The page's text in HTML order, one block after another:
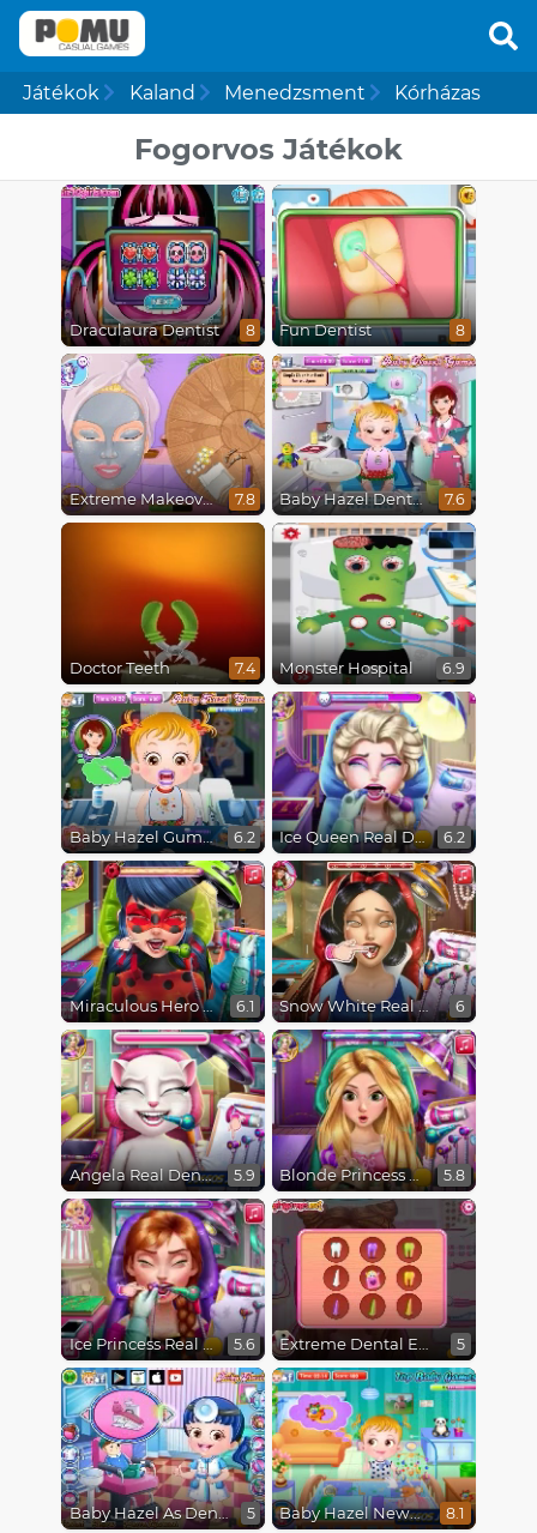
Játékok Kaland Menedzsment Kórházas
Fogorvos Játékok
Draculaura Dentist 8 Fun Dentist 8
Extreme Makeover 7.8 Baby Hazel Dental Care 7.6
Doctor Teeth 7.4 Monster Hospital 6.9
Baby Hazel Gums Treatment 6.2 Ice Queen Real Dentist 6.2
Miraculous Hero Real Dentist 6.1 Snow White Real Dentist 6
Angela Real Dentist 5.9 Blonde Princess Real Dentist 5.8
Ice Princess Real Dentist 5.6 Extreme Dental Emergency 5
Baby Hazel As Dentist Dressup 5 Baby Hazel Newborn Vaccination 8.1